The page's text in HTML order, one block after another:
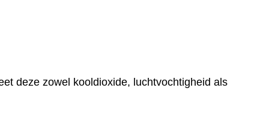
deze zowel kooldioxide, luchtvochtigheid als